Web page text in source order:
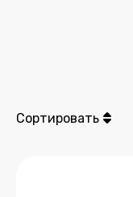
Сортировать